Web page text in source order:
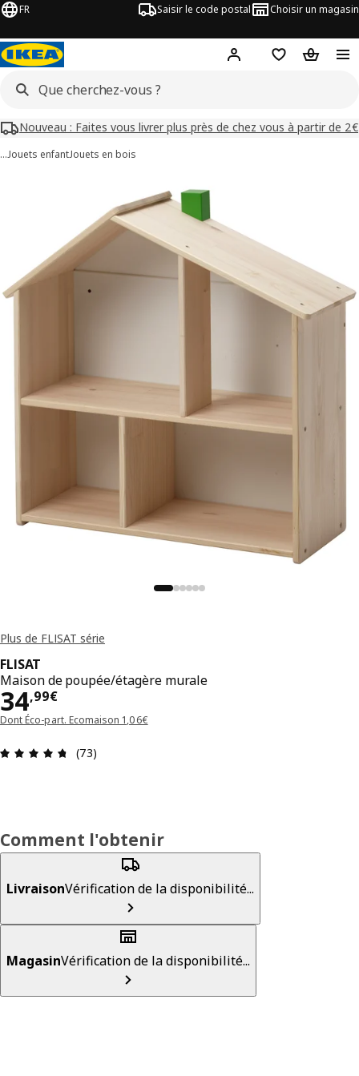
FR Saisir le code postal Choisir un magasin
Mon compteFavorisPanier
Nouveau : Faites vous livrer plus près de chez vous à partir de 2€
…Jouets enfantJouets en bois
Plus de FLISAT série
FLISAT
Maison de poupée/étagère murale
34,99€
Prix 34,99€
Dont Éco-part. Ecomaison 1,06€
Avis: 4.7 sur 5 étoiles Nombre total d'avis: 73
(73)
Comment l'obtenir
LivraisonVérification de la disponibilité...
MagasinVérification de la disponibilité...